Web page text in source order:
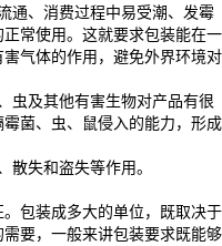
通、消费过程中易受潮、发霉
常使用。这就要求包装能在一
气体的作用，避免外界环境对
虫及其他有害生物对产品有很
菌、虫、鼠侵入的能力，形成
散失和盗失等作用。
包装成多大的单位，既取决于
要，一般来讲包装要求既能够